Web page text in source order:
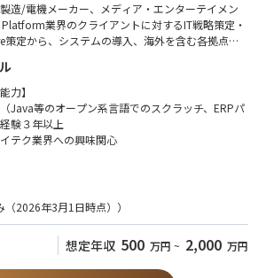
(戦略、IT)のプロジェクトリード
のRM
プロセスの見直し、改善の提案推進を行う
成
、進捗管理、スケジュール管理
トレビュー等の業務
どの開発案件
や戦略
品質管理活動支援
度、バグ密度の集計、分析、評価サポート
を持つボードメンバーを中心に創業以来着実に成
創出/DX支援などの幅広いプロジェクト
向けてポテンシャル採用開始
造/電機メーカー、メディア・エンターテイメン
業界のクライアントに対するIT戦略策定・
策定から、システムの導入、海外を含む各拠点へ
定着の支援、システムの保守・運用まで、システ
すべてのフェーズに対して、常にお客様に寄り添
ルティングワークを提供しています。
ますが、各種タスクやプロジェクト期間中に発生
けて、計画を立て・推進し・科学的に管理する役
の「顔」であり、グローバルを含めた社内の知見
ることで、よりクライアントの業務や事業の根幹
ティングが可能です。
力】
Java等のオープン系言語でのスクラッチ、ERPパ
験３年以上
テク業界への興味関心
の高いSIのPM／PMO経験（大手Sier、SEとして
の導入経験
製品（Workday, ARIBA, SuccessFactors, Hybri
（2026年3月1日時点））
想定年収 500 万円 ~ 2,000 万円